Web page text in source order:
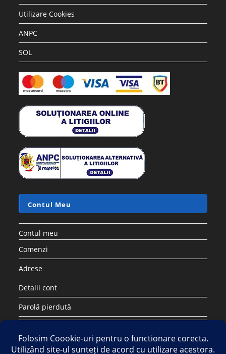
Utilizare Cookies
ANPC
SOL
Contul Meu
Contul meu
Comenzi
Adrese
Detalii cont
Parolă pierdută